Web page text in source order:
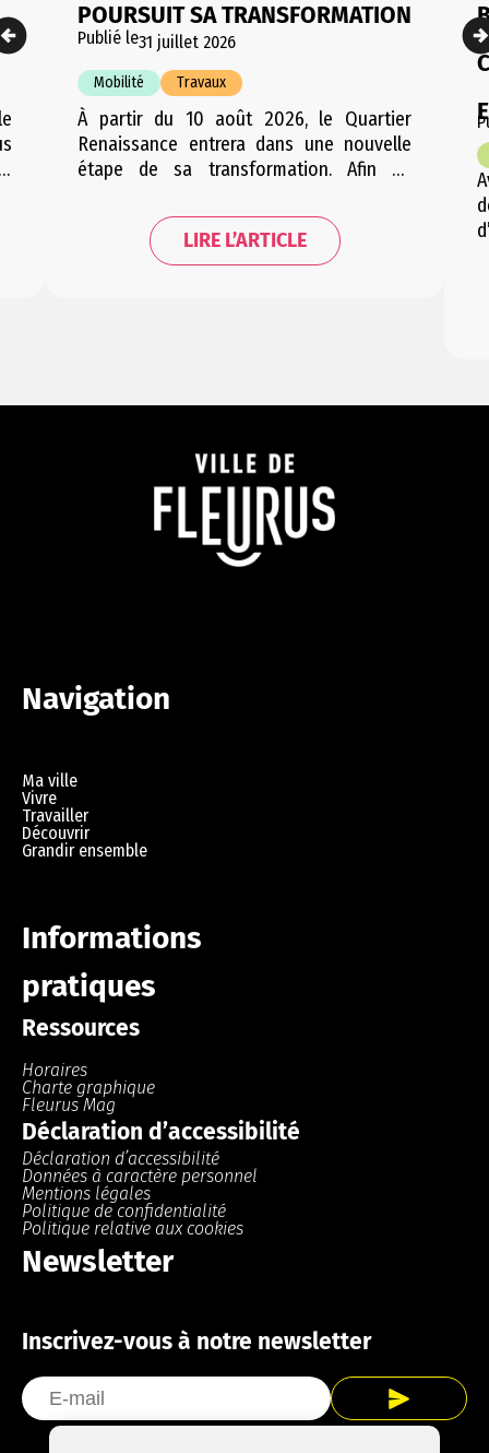
POURSUIT SA TRANSFORMATION
Publié le31 juillet 2026
Mobilité Travaux
À partir du 10 août 2026, le Quartier
Renaissance entrera dans une nouvelle
étape de sa transformation. Afin de
condensée et d’engendrer le moins
d’embarras possible pour les riverains,
cette étape sera répartie en plusieurs
LIRE L’ARTICLE
Navigation
Ma ville
Vivre
Travailler
Découvrir
Grandir ensemble
Informations
pratiques
Ressources
Horaires
Charte graphique
Fleurus Mag
Déclaration d’accessibilité
Déclaration d’accessibilité
Données à caractère personnel
Mentions légales
Politique de confidentialité
Politique relative aux cookies
Newsletter
Inscrivez-vous à notre newsletter